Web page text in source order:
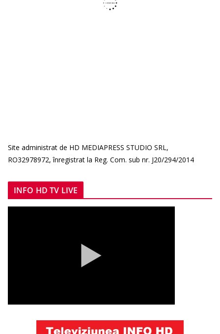
Site administrat de HD MEDIAPRESS STUDIO SRL,
RO32978972, înregistrat la Reg. Com. sub nr. J20/294/2014
INFO HD TV LIVE